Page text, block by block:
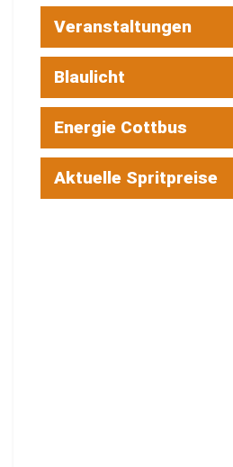
Veranstaltungen
Blaulicht
Energie Cottbus
Aktuelle Spritpreise